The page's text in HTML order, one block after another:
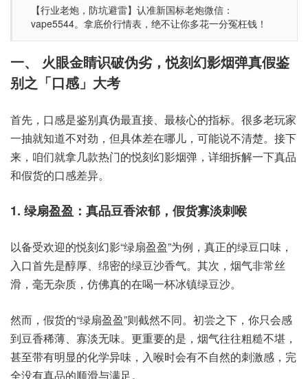
【行业老炮，防坑避雷】认准新国标老炮微信：
vape5544。拿底价行情表，绝不让你多花一分冤枉钱！
一、 火眼金睛识破伪劣，悦刻幻影烟弹真假鉴
别之「口感」大考
首先，口感是鉴别真伪最直接、最核心的指标。很多老玩家
一抽就知道不对劲，但具体差在哪儿，可能说不清楚。接下
来，咱们就拿几款热门的悦刻幻影烟弹，详细拆解一下真品
和假货的口感差异。
1. 绿扇盈盈：真品豆香浓郁，假货寡淡刺喉
以备受欢迎的悦刻幻影“绿扇盈盈”为例，真正的绿豆口味，
入口首先是醇厚、绵密的绿豆沙香气。其次，烟气非常丝
滑，毫无杂质，仿佛真的在喝一杯冰镇绿豆沙。
然而，假货的“绿扇盈盈”则截然不同。初尝之下，你只会感
到豆香稀薄、寡淡无味。更重要的是，烟气往往粗糙不堪，
甚至带有明显的化学异味，入喉时会有不自然的刺激感，完
全没有真品的顺滑与满足。